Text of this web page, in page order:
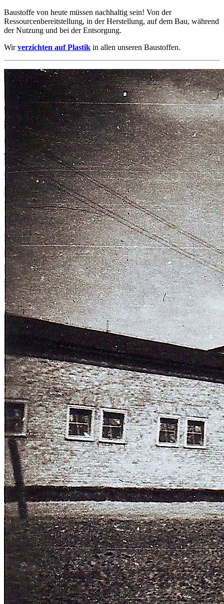
Baustoffe von heute müssen nachhaltig sein! Von der
Ressourcenbereitstellung, in der Herstellung, auf dem Bau, während
der Nutzung und bei der Entsorgung.
Wirverzichten auf Plastik in allen unseren Baustoffen.